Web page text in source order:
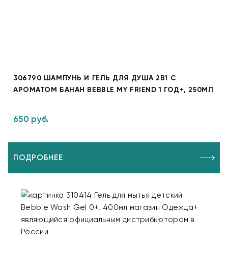
306790 ШАМПУНЬ И ГЕЛЬ ДЛЯ ДУША 2В1 С
АРОМАТОМ БАНАН BEBBLE MY FRIEND 1 ГОД+, 250МЛ
650 руб.
ПОДРОБНЕЕ